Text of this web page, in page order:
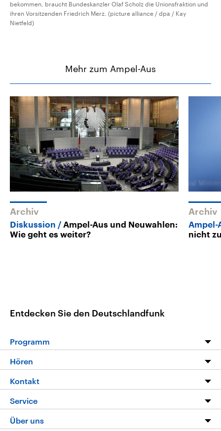
bekommen, braucht Bundeskanzler Olaf Scholz die Unionsfraktion und
ihren Vorsitzenden Friedrich Merz. (picture alliance / dpa / Kay
Nietfeld)
Mehr zum Ampel-Aus
Archiv
Diskussion
Ampel-Aus und Neuwahlen:
Wie geht es weiter?
Archiv
Ampel-
nicht
Entdecken Sie den Deutschlandfunk
Programm
Programm
Die Nachrichten
Nachrichtenleicht
Neue Beiträge auf dlf.de
Hören
Livestream
Podcasts
Deutschlandfunk App
Kontakt
Hörerservice
Service
FAQ
Über uns